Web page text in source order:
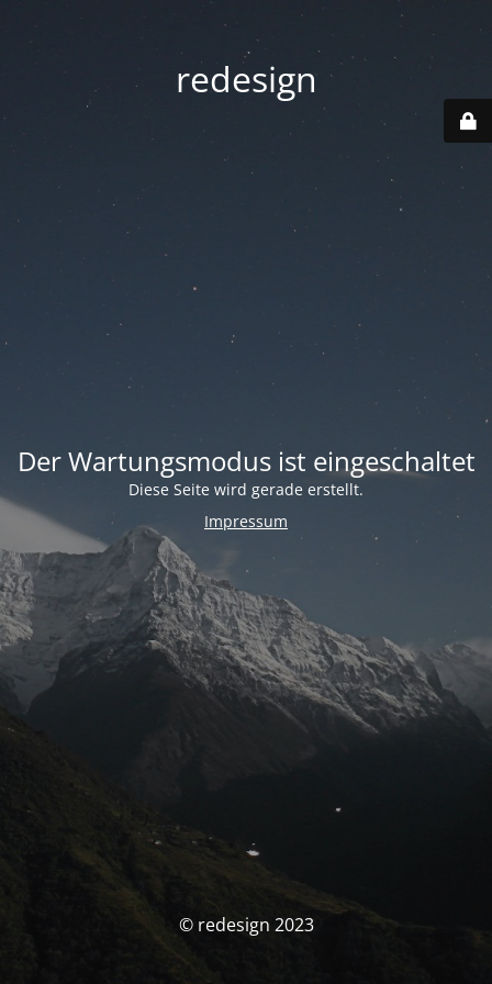
redesign
Der Wartungsmodus ist eingeschaltet
Diese Seite wird gerade erstellt.
Impressum
© redesign 2023